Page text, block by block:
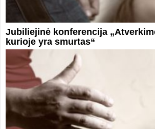
Jubiliejinė konferencija
kurioje yra smurtas“